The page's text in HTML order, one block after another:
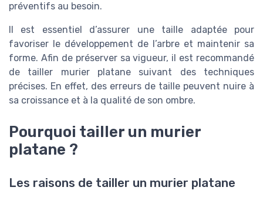
préventifs au besoin.
Il est essentiel d’assurer une taille adaptée pour
favoriser le développement de l’arbre et maintenir sa
forme. Afin de préserver sa vigueur, il est recommandé
de tailler murier platane suivant des techniques
précises. En effet, des erreurs de taille peuvent nuire à
sa croissance et à la qualité de son ombre.
Pourquoi tailler un murier
platane ?
Les raisons de tailler un murier platane